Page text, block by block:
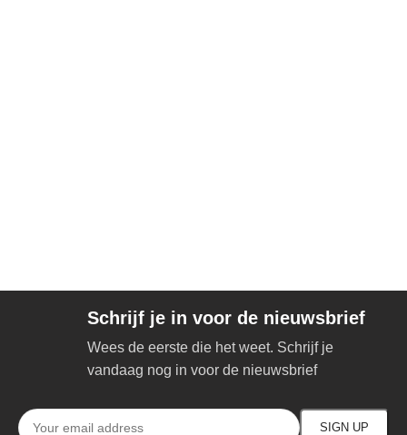
Schrijf je in voor de nieuwsbrief
Wees de eerste die het weet. Schrijf je
vandaag nog in voor de nieuwsbrief